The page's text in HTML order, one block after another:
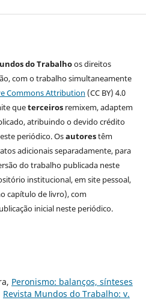
do Trabalhoos direitos
com o trabalho simultaneamente
Commons Attribution (CC BY) 4.0
queterceirosremixem, adaptem
atribuindo o devido crédito
periódico. Osautorestêm
adicionais separadamente, para
do trabalho publicada neste
institucional, em site pessoal,
capítulo de livro), com
inicial neste periódico.
Peronismo: balanços, sínteses
Revista Mundos do Trabalho: v.